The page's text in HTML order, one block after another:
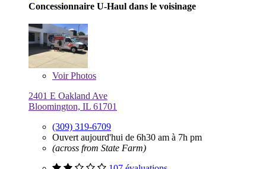
Concessionnaire U-Haul dans le voisinage
VoirPhotos
2401 E Oakland Ave
Bloomington, IL 61701
(309) 319-6709
Ouvert aujourd'hui de 6h30 am à 7h pm
(across from State Farm)